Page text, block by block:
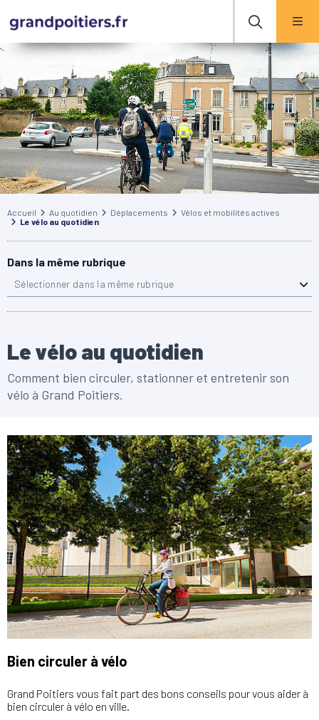
Accueil Au quotidien Déplacements
Vélos et mobilités actives
Le vélo au quotidien
Dans la même rubrique
Sélectionner dans la même rubrique
Le vélo au quotidien
Comment bien circuler, stationner et entretenir son
vélo à Grand Poitiers.
Bien circuler à vélo
Grand Poitiers vous fait part des bons conseils pour vous aider à
bien circuler à vélo en ville.